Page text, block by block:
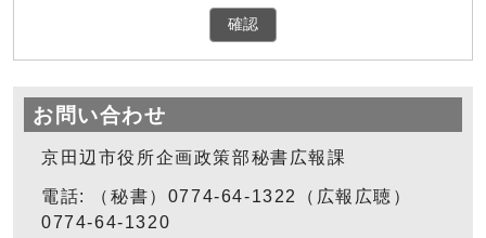
確認
お問い合わせ
京田辺市役所企画政策部秘書広報課
電話: （秘書）0774-64-1322（広報広聴）
0774-64-1320